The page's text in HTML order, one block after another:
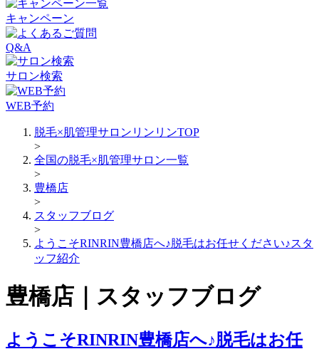
キャンペーン
Q&A
サロン検索
WEB予約
脱毛×肌管理サロンリンリンTOP
>
全国の脱毛×肌管理サロン一覧
>
豊橋店
>
スタッフブログ
>
ようこそRINRIN豊橋店へ♪脱毛はお任せください♪スタ
ッフ紹介
豊橋店｜スタッフブログ
ようこそRINRIN豊橋店へ♪脱毛はお任